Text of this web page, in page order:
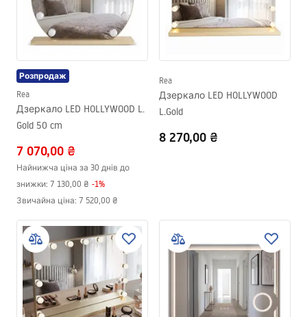
Розпродаж
Rea
Дзеркало LED HOLLYWOOD L.
Gold 50 cm
7 070,00 ₴
Найнижча ціна за 30 днів до
знижки: 7 130,00 ₴ -1%
Звичайна ціна: 7 520,00 ₴
Rea
Дзеркало LED HOLLYWOOD
L.Gold
8 270,00 ₴